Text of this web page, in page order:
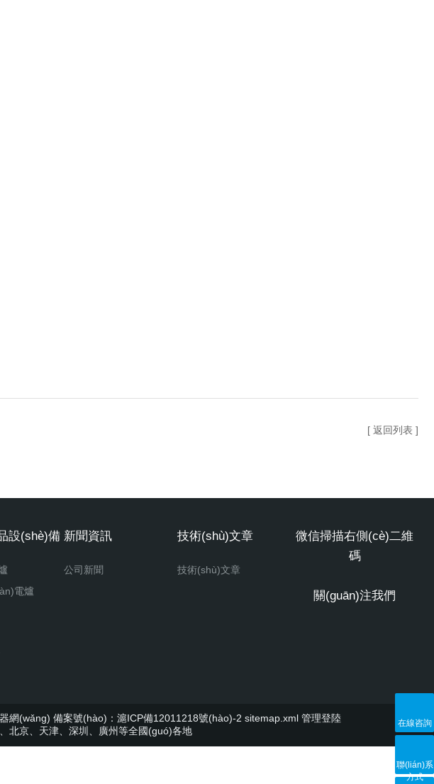
[ 返回列表 ]
微信掃描右側(cè)二維
碼
關(guān)注我們
設(shè)備
電爐
新聞資訊
公司新聞
技術(shù)文章
技術(shù)文章
網(wǎng) 備案號(hào)：滬ICP備12011218號(hào)-2 sitemap.xml 管理登陸
北京、天津、深圳、廣州等全國(guó)各地
在線咨詢
聯(lián)系
方式